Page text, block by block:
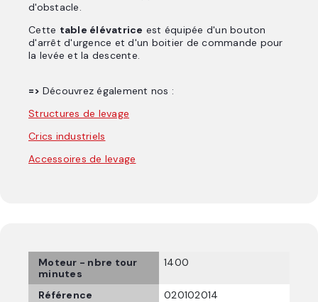
d'obstacle.
Cette table élévatrice est équipée d'un bouton
d'arrêt d'urgence et d'un boitier de commande pour
la levée et la descente.
=> Découvrez également nos :
Structures de levage
Crics industriels
Accessoires de levage
Moteur - nbre tour
minutes
1400
Référence
020102014